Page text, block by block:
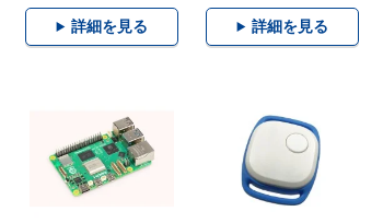
詳細を見る 詳細を見る